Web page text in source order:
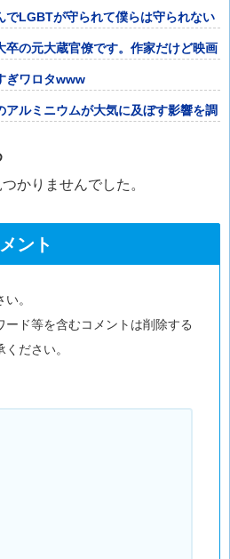
でLGBTが守られて僕らは守られない
卒の元大蔵官僚です。作家だけど映画
ぎワロタwww
アルミニウムが大気に及ぼす影響を調
かりませんでした。
ント
。
ード等を含むコメントは削除する
ださい。